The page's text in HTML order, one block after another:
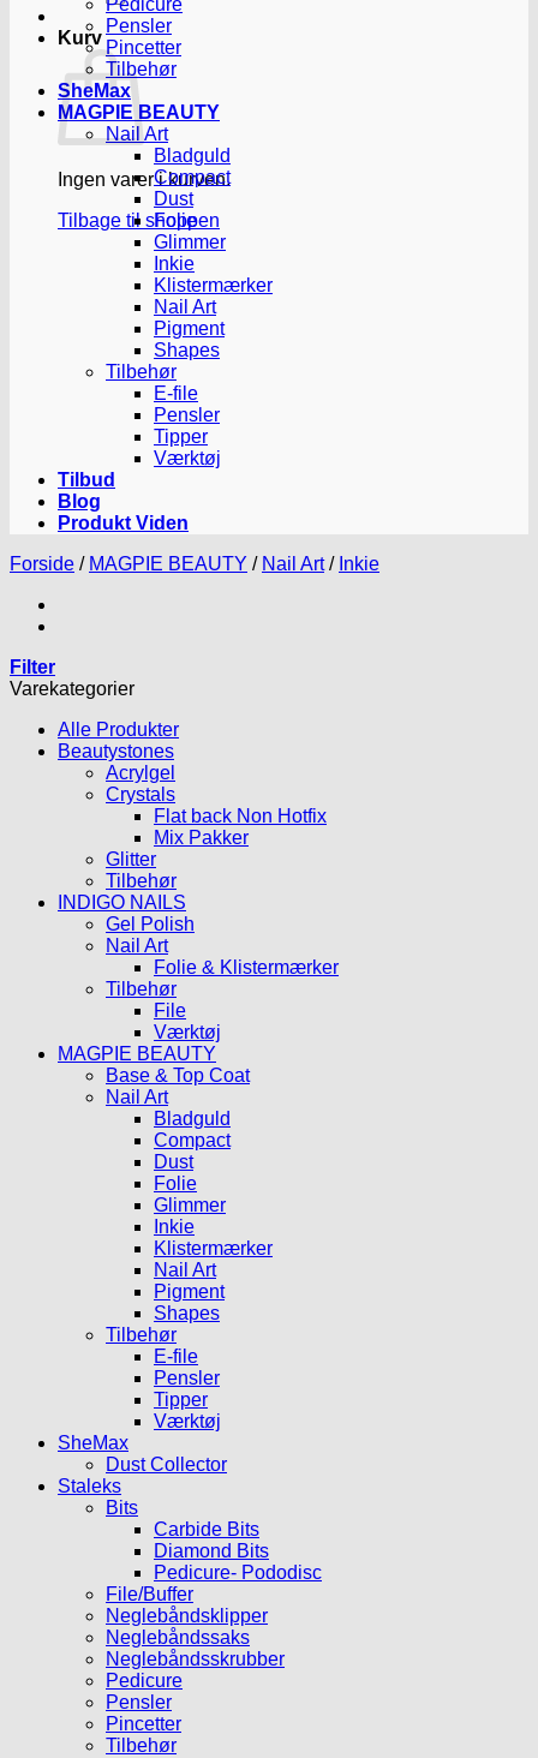
Kurv
Ingen varer i kurven.
Tilbage til shoppen
Pedicure
Pensler
Pincetter
Tilbehør
SheMax
MAGPIE BEAUTY
Nail Art
Bladguld
Compact
Dust
Folie
Glimmer
Inkie
Klistermærker
Nail Art
Pigment
Shapes
Tilbehør
E-file
Pensler
Tipper
Værktøj
Tilbud
Blog
Produkt Viden
Forside / MAGPIE BEAUTY / Nail Art / Inkie
Filter
Varekategorier
Alle Produkter
Beautystones
Acrylgel
Crystals
Flat back Non Hotfix
Mix Pakker
Glitter
Tilbehør
INDIGO NAILS
Gel Polish
Nail Art
Folie & Klistermærker
Tilbehør
File
Værktøj
MAGPIE BEAUTY
Base & Top Coat
Nail Art
Bladguld
Compact
Dust
Folie
Glimmer
Inkie
Klistermærker
Nail Art
Pigment
Shapes
Tilbehør
E-file
Pensler
Tipper
Værktøj
SheMax
Dust Collector
Staleks
Bits
Carbide Bits
Diamond Bits
Pedicure- Pododisc
File/Buffer
Neglebåndsklipper
Neglebåndssaks
Neglebåndsskrubber
Pedicure
Pensler
Pincetter
Tilbehør